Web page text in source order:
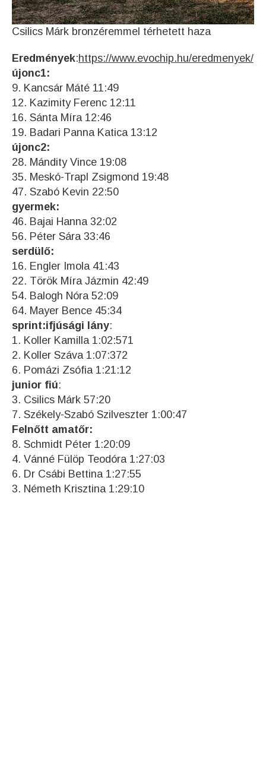
Csilics Márk bronzéremmel térhetett haza
Eredmények:https://www.evochip.hu/eredmenyek/
újonc1:
9. Kancsár Máté 11:49
12. Kazimity Ferenc 12:11
16. Sánta Míra 12:46
19. Badari Panna Katica 13:12
újonc2:
28. Mándity Vince 19:08
35. Meskó-Trapl Zsigmond 19:48
47. Szabó Kevin 22:50
gyermek:
46. Bajai Hanna 32:02
56. Péter Sára 33:46
serdülő:
16. Engler Imola 41:43
22. Török Míra Jázmin 42:49
54. Balogh Nóra 52:09
64. Mayer Bence 45:34
sprint:ifjúsági lány:
1. Koller Kamilla 1:02:571
2. Koller Száva 1:07:372
6. Pomázi Zsófia 1:21:12
junior fiú:
3. Csilics Márk 57:20
7. Székely-Szabó Szilveszter 1:00:47
Felnőtt amatőr:
8. Schmidt Péter 1:20:09
4. Vánné Fülöp Teodóra 1:27:03
6. Dr Csábi Bettina 1:27:55
3. Németh Krisztina 1:29:10